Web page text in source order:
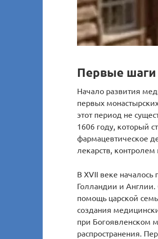
Первые шаги
Начало развития
первых
этот период не
1606 году, который
фармацевтическое
лекарств, контролем
В XVII веке
Голландии и
помощь царской
создания
при Богоявленском
распространения.